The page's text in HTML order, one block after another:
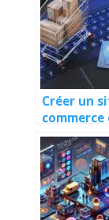
Créer un
commerce
complet